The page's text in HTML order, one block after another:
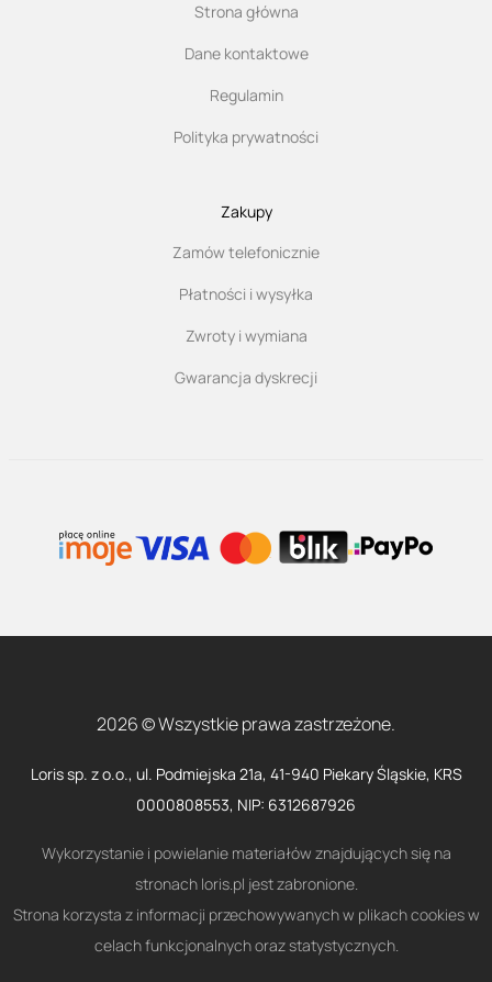
Strona główna
Dane kontaktowe
Regulamin
Polityka prywatności
Zakupy
Zamów telefonicznie
Płatności i wysyłka
Zwroty i wymiana
Gwarancja dyskrecji
2026 © Wszystkie prawa zastrzeżone.
Loris sp. z o.o., ul. Podmiejska 21a, 41-940 Piekary Śląskie, KRS
0000808553, NIP: 6312687926
Wykorzystanie i powielanie materiałów znajdujących się na
stronach loris.pl jest zabronione.
Strona korzysta z informacji przechowywanych w plikach cookies w
celach funkcjonalnych oraz statystycznych.